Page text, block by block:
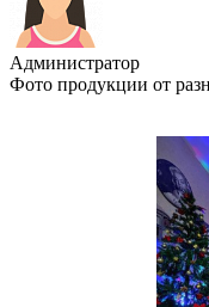
Администратор
Фото продукции от